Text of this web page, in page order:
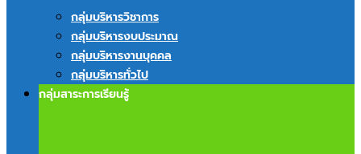
กลุ่มบริหารวิชาการ
กลุ่มบริหารงบประมาณ
กลุ่มบริหารงานบุคคล
กลุ่มบริหารทั่วไป
กลุ่มสาระการเรียนรู้